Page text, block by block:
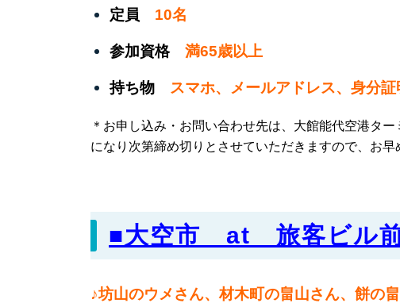
定員 10名
参加資格満65歳以上
持ち物 スマホ、メールアドレス、身分証
＊お申し込み・お問い合わせ先は、大館能代空港タ
になり次第締め切りとさせていただきますので、お早
■大空市 at 旅客ビル前
♪坊山のウメさん、材木町の畠山さん、餅の